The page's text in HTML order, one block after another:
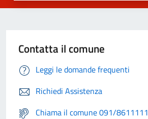
Contatta il comune
Leggi le domande frequenti
Richiedi Assistenza
Chiama il comune 091/8611111